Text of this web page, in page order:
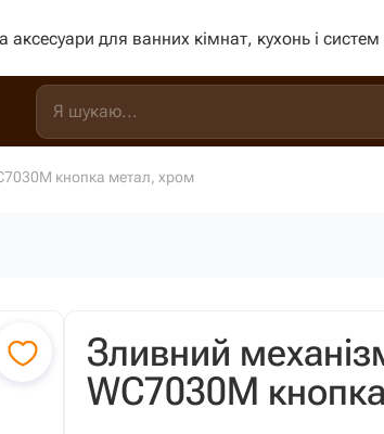
аксесуари для ванних кімнат, кухонь і
кнопка метал, хром
Зливний
WC7030M